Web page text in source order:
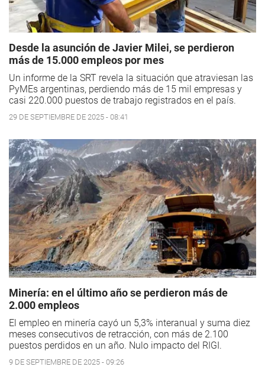
Desde la asunción de Javier Milei, se perdieron
más de 15.000 empleos por mes
Un informe de la SRT revela la situación que atraviesan las
PyMEs argentinas, perdiendo más de 15 mil empresas y
casi 220.000 puestos de trabajo registrados en el país.
29 DE SEPTIEMBRE DE 2025 - 08:41
Minería: en el último año se perdieron más de
2.000 empleos
El empleo en minería cayó un 5,3% interanual y suma diez
meses consecutivos de retracción, con más de 2.100
puestos perdidos en un año. Nulo impacto del RIGI.
9 DE SEPTIEMBRE DE 2025 - 09:26